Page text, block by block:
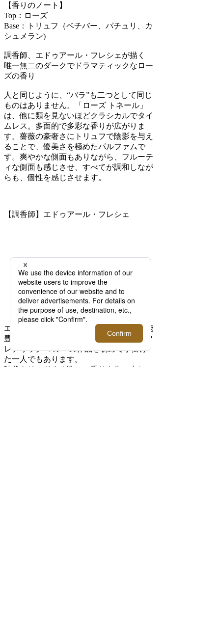
【香りのノート】
Top：ローズ
Base：トリュフ（ベチバー、パチュリ、カ
シュメラン)
調香師、エドゥアール・フレシェが描く
唯一無二のダークでドラマティックなロー
ズの香り
人と同じように、“バラ”も二つとして同じ
ものはありません。「ローズ トネール」
は、他に類を見ないほどクラシカルでタイ
ムレス。多面的で多彩な香りが広がりま
す。薔薇の豪奢さにトリュフで陰影を与え
ることで、優美さを極めたパルファムで
す。爽やかな側面もありながら、フルーテ
ィな側面も感じさせ、すべてが調和しなが
らも、個性を感じさせます。
【調香師】エドゥアール・フレシェ
エドゥアール・フレシェは、史上最も才能
豊かで革新的な調香師の一人であり、＜フ
レデリック マル＞の作品を初めて手掛け
た一人でもあります。
時代をリードする数々の香りを生み出して